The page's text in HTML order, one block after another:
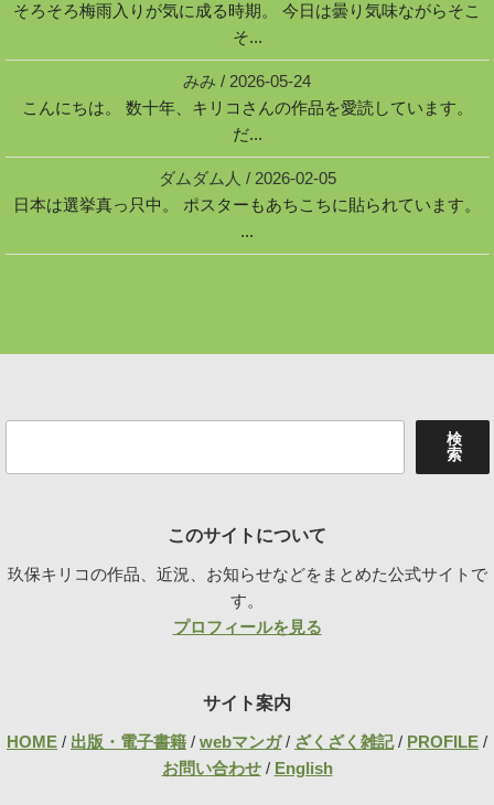
そろそろ梅雨入りが気に成る時期。 今日は曇り気味ながらそこ
そ...
みみ / 2026-05-24
こんにちは。 数十年、キリコさんの作品を愛読しています。
だ...
ダムダム人 / 2026-02-05
日本は選挙真っ只中。 ポスターもあちこちに貼られています。
...
検
索
このサイトについて
玖保キリコの作品、近況、お知らせなどをまとめた公式サイトで
す。
プロフィールを見る
サイト案内
HOME / 出版・電子書籍 / webマンガ/ ざくざく雑記/ PROFILE /
お問い合わせ/ English